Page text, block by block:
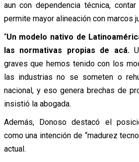
aun con dependencia técnica,
permite mayor alineación con marcos
“Un modelo nativo de
las normativas propias de acá.
graves que hemos tenido con los
las industrias no se someten o
nacional, y eso genera brechas de
insistió la abogada.
Además, Donoso destacó el
como una intención de “madurez
actual.